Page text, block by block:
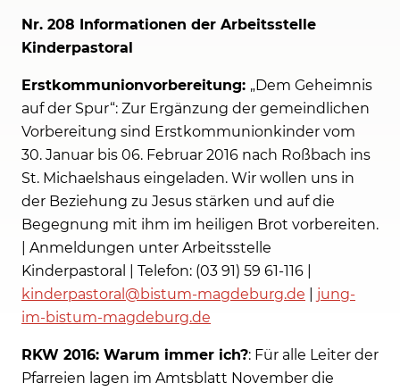
Nr. 208 Informationen der Arbeitsstelle
Kinderpastoral
Erstkommunionvorbereitung: „Dem Geheimnis
auf der Spur“: Zur Ergänzung der gemeindlichen
Vorbereitung sind Erstkommunionkinder vom
30. Januar bis 06. Februar 2016 nach Roßbach ins
St. Michaelshaus eingeladen. Wir wollen uns in
der Beziehung zu Jesus stärken und auf die
Begegnung mit ihm im heiligen Brot vorbereiten.
| Anmeldungen unter Arbeitsstelle
Kinderpastoral | Telefon: (03 91) 59 61-116 |
kinderpastoral@bistum-magdeburg.de
jung-
im-bistum-magdeburg.de
RKW 2016: Warum immer ich?: Für alle Leiter der
Pfarreien lagen im Amtsblatt November die